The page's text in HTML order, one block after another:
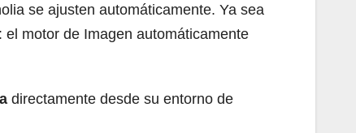
se ajusten automáticamente. Ya sea
motor de Imagen automáticamente
directamente desde su entorno de